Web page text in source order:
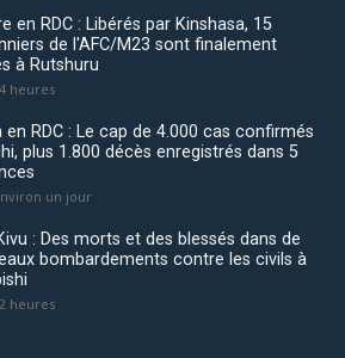
en RDC : Libérés par Kinshasa, 15
de l'AFC/M23 sont finalement
à Rutshuru
heures
en RDC : Le cap de 4.000 cas confirmés
plus 1.800 décès enregistrés dans 5
un jour
: Des morts et des blessés dans de
bombardements contre les civils à
heures